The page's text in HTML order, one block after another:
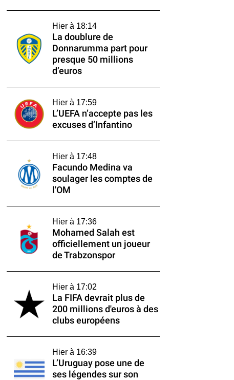
Hier à 18:14
La doublure de
Donnarumma part pour
presque 50 millions
d’euros
Hier à 17:59
L’UEFA n’accepte pas les
excuses d’Infantino
Hier à 17:48
Facundo Medina va
soulager les comptes de
l'OM
Hier à 17:36
Mohamed Salah est
officiellement un joueur
de Trabzonspor
Hier à 17:02
La FIFA devrait plus de
200 millions d'euros à des
clubs européens
Hier à 16:39
L’Uruguay pose une de
ses légendes sur son